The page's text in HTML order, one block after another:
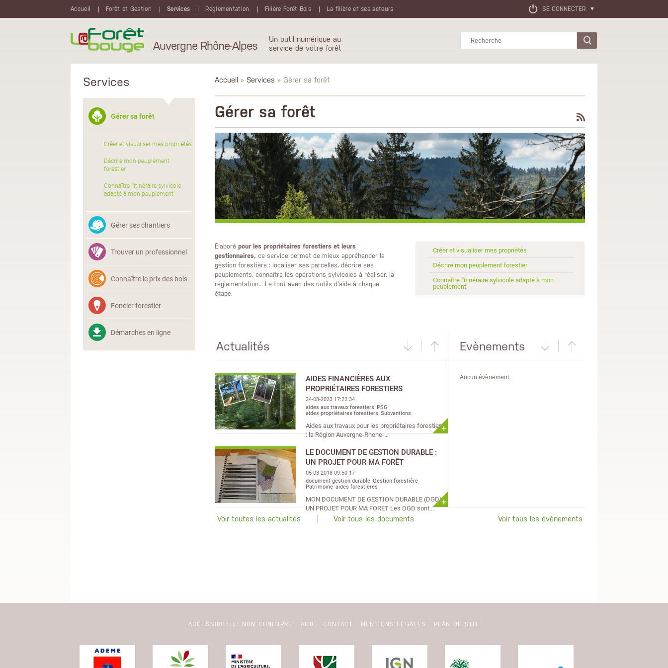
Accueil
Forêt et Gestion Services Réglementation Filière Forêt Bois La filière et ses acteurs SE CONNECTER
Auvergne Rhône-Alpes
Un outil numérique au
service de votre forêt
Rechercher
Services
Gérer sa forêt
Créer et visualiser mes propriétés
Décrire mon peuplement
forestier
Connaître l'itinéraire sylvicole
adapté à mon peuplement
Gérer ses chantiers
Trouver un professionnel
Connaître le prix des bois
Foncier forestier
Démarches en ligne
Accueil » Services » Gérer sa forêt
Gérer sa forêt
Élaboré pour les propriétaires forestiers et leurs
gestionnaires, ce service permet de mieux appréhender la
gestion forestière : localiser ses parcelles, décrire ses
peuplements, connaître les opérations sylvicoles à réaliser, la
réglementation... Le tout avec des outils d’aide à chaque
étape.
Créer et visualiser mes propriétés
Décrire mon peuplement forestier
Connaître l'itinéraire sylvicole adapté à mon
peuplement
Actualités
AIDES FINANCIÈRES AUX
PROPRIÉTAIRES FORESTIERS
24-08-2023 17:22:34
aides aux travaux forestiers PSG
aides propriétaires forestiers Subventions
Aides aux travaux pour les propriétaires forestiers
: la Région Auvergne-Rhone-...
+
LE DOCUMENT DE GESTION DURABLE :
UN PROJET POUR MA FORÊT
05-03-2018 09:50:17
document gestion durable Gestion forestière
Patrimoine aides forestières
MON DOCUMENT DE GESTION DURABLE (DGD) :
UN PROJET POUR MA FORET Les DGD sont...
+
Voir toutes les actualités Voir tous les documents
Evènements
Aucun évènement.
Voir tous les évènements
ACCESSIBILITÉ: NON CONFORME AIDE CONTACT MENTIONS LÉGALES PLAN DU SITE